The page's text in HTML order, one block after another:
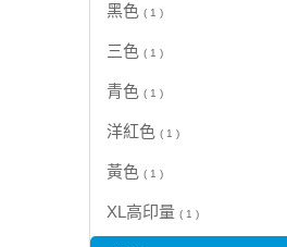
黑色 ( 1 )
三色 ( 1 )
青色 ( 1 )
洋紅色 ( 1 )
黃色 ( 1 )
XL高印量 ( 1 )